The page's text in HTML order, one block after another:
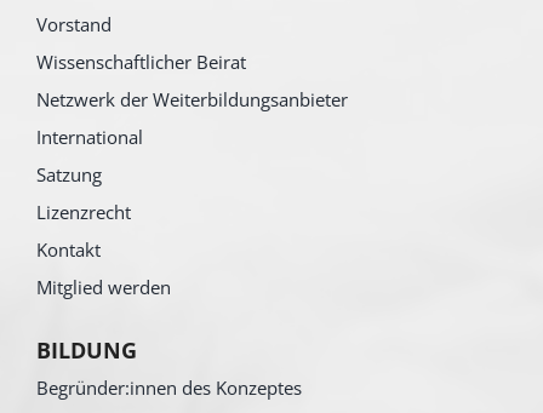
Vorstand
Wissenschaftlicher Beirat
Netzwerk der Weiterbildungsanbieter
International
Satzung
Lizenzrecht
Kontakt
Mitglied werden
BILDUNG
Begründer:innen des Konzeptes